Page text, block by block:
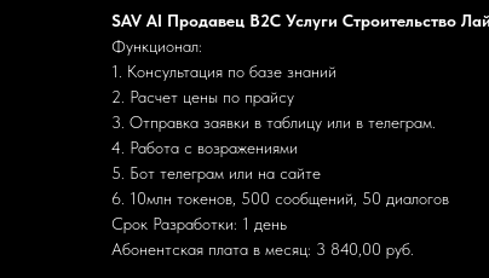
SAV AI Продавец B2C Услуги Строительство
Функционал:
1. Консультация по базе знаний
2. Расчет цены по прайсу
3. Отправка заявки в таблицу или в телеграм.
4. Работа с возражениями
5. Бот телеграм или на сайте
6. 10млн токенов, 500 сообщений, 50 диалогов
Срок Разработки: 1 день
Абонентская плата в месяц: 3 840,00 руб.